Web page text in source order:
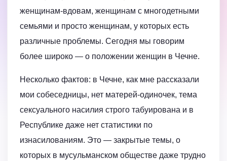
женщинам-вдовам, женщинам с многодетными
семьями и просто женщинам, у которых есть
различные проблемы. Сегодня мы говорим
более широко — о положении женщин в Чечне.
Несколько фактов: в Чечне, как мне рассказали
мои собеседницы, нет матерей-одиночек, тема
сексуального насилия строго табуирована и в
Республике даже нет статистики по
изнасилованиям. Это — закрытые темы, о
которых в мусульманском обществе даже трудно